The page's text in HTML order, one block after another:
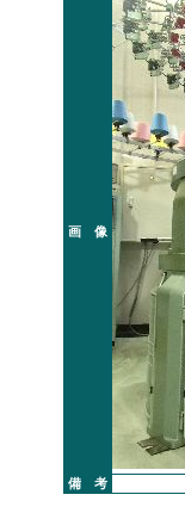
画 像
備 考